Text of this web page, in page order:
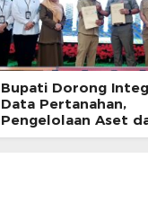
Bupati Dorong
Data Pertanahan,
Pengelolaan Aset
Sumbawa Barat